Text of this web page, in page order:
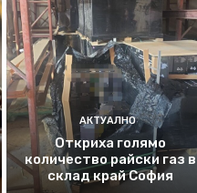
АКТУАЛНО
Откриха голямо
количество райски газ в
склад край София